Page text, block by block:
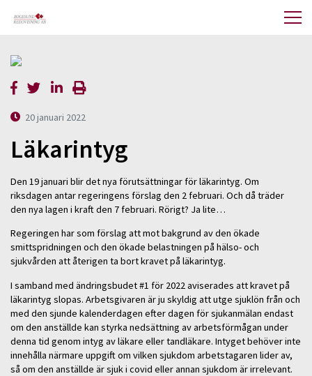
20 januari 2022
Läkarintyg
Den 19 januari blir det nya förutsättningar för läkarintyg. Om
riksdagen antar regeringens förslag den 2 februari. Och då träder
den nya lagen i kraft den 7 februari. Rörigt? Ja lite…
Regeringen har som förslag att mot bakgrund av den ökade
smittspridningen och den ökade belastningen på hälso- och
sjukvården att återigen ta bort kravet på läkarintyg.
I samband med ändringsbudet #1 för 2022 aviserades att kravet på
läkarintyg slopas. Arbetsgivaren är ju skyldig att utge sjuklön från och
med den sjunde kalenderdagen efter dagen för sjukanmälan endast
om den anställde kan styrka nedsättning av arbetsförmågan under
denna tid genom intyg av läkare eller tandläkare. Intyget behöver inte
innehålla närmare uppgift om vilken sjukdom arbetstagaren lider av,
så om den anställde är sjuk i covid eller annan sjukdom är irrelevant.